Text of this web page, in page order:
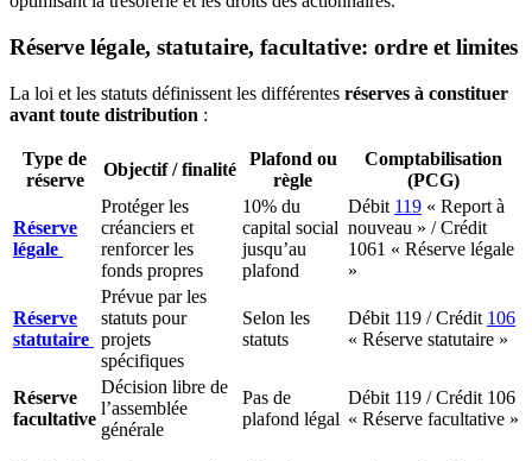
Réserve légale, statutaire, facultative: ordre et limites
La loi et les statuts définissent les différentes réserves à constituer
avant toute distribution :
Type de
réserve
Objectif / finalité
Plafond ou
règle
Comptabilisation
(PCG)
Réserve
légale
Protéger les
créanciers et
renforcer les
fonds propres
10% du
capital social
jusqu’au
plafond
Débit 119 « Report à
nouveau » / Crédit
1061 « Réserve légale
»
Réserve
statutaire
Prévue par les
statuts pour
projets
spécifiques
Selon les
statuts
Débit 119 / Crédit 106
« Réserve statutaire »
Réserve
facultative
Décision libre de
l’assemblée
générale
Pas de
plafond légal
Débit 119 / Crédit 106
« Réserve facultative »